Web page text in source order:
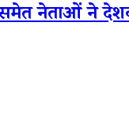
नेताओं ने